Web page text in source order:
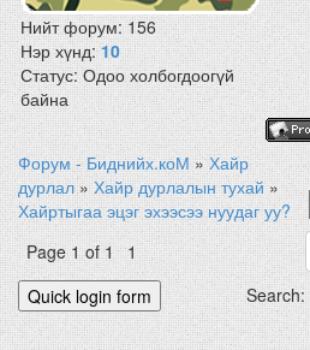
Нийт форум:156
Нэр хүнд:10
Статус:Одоо холбогдоогүй
байна
Форум - Биднийх.коМ » Хайр
дурлал » Хайр дурлалын тухай »
Хайртыгаа эцэг эхээсээ нуудаг уу?
Page1of1 1
Search: